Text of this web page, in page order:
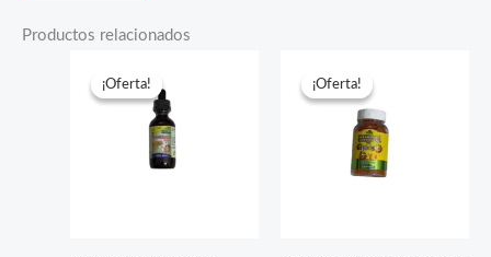
Productos relacionados
¡Oferta!
¡Oferta!
precio
original
$25.32.
actual
es:
$12.80.
¡Oferta!
¡Oferta!
precio
original
$25.90.
es:
$10.90.